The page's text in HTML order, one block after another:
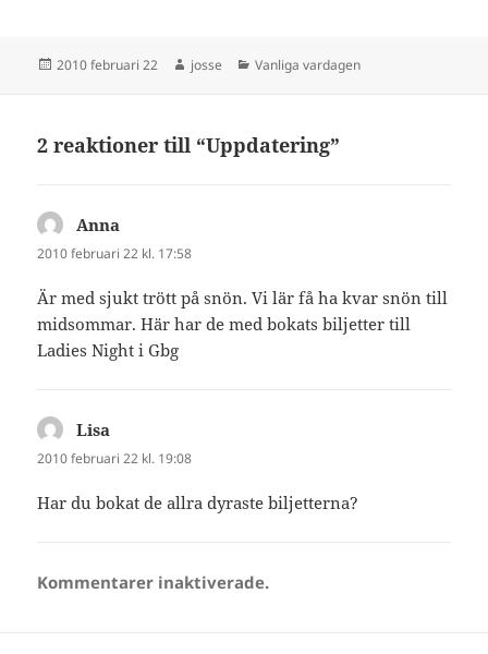
Postat
2010 februari 22 Författare
josse Kategorier
Vanliga vardagen
2 reaktioner till “Uppdatering”
Anna
2010 februari 22 kl. 17:58
Är med sjukt trött på snön. Vi lär få ha kvar snön till
midsommar. Här har de med bokats biljetter till
Ladies Night i Gbg
Lisa
2010 februari 22 kl. 19:08
Har du bokat de allra dyraste biljetterna?
Kommentarer inaktiverade.